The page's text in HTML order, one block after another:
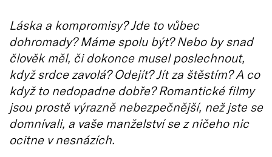
Láska a kompromisy? Jde to vůbec
dohromady? Máme spolu být? Nebo by snad
člověk měl, či dokonce musel poslechnout,
když srdce zavolá? Odejít? Jít za štěstím? A co
když to nedopadne dobře? Romantické filmy
jsou prostě výrazně nebezpečnější, než jste se
domnívali, a vaše manželství se z ničeho nic
ocitne v nesnázích.